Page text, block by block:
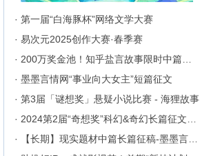
· 第一届“白海豚杯”网络文学大赛
· 易次元2025创作大赛·春季赛
· 墨墨言情网“事业向大女主”短篇征文
· 第3届「谜想奖」悬疑小说比赛 - 海狸故事